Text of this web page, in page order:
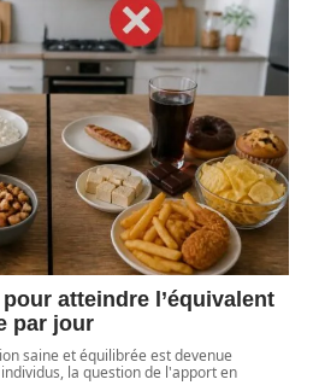
atteindre l’équivalent
par jour
saine et équilibrée est devenue
la question de l'apport en